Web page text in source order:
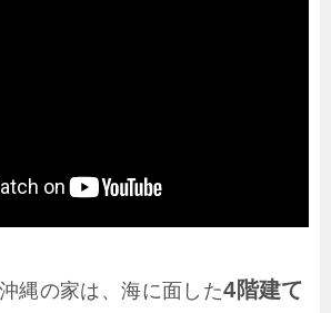
縄の家は、海に面した4階建て